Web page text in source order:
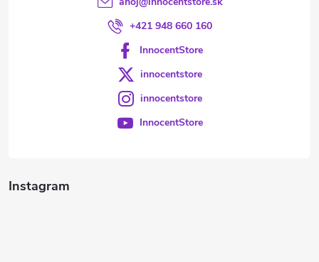
Instagram
+421 948 660 160
InnocentStore
innocentstore
innocentstore
InnocentStore